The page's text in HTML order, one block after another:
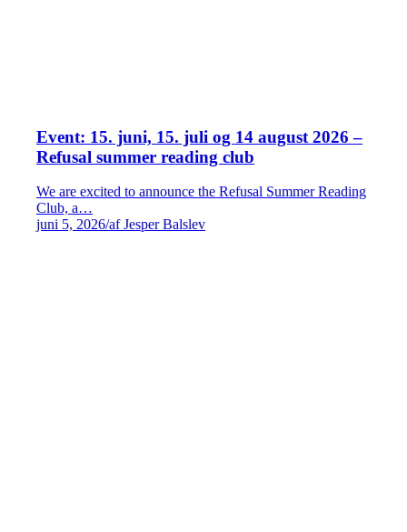
Event: 15. juni, 15. juli og 14 august 2026 –
Refusal summer reading club
We are excited to announce the Refusal Summer Reading
Club, a…
juni 5, 2026/af Jesper Balslev